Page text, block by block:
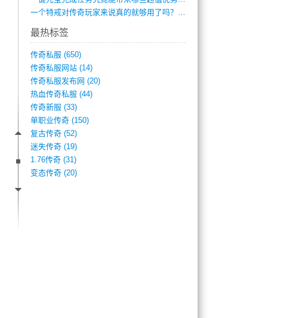
一个特戒对传奇玩家来说真的就够用了吗？(0)
最热标签
传奇私服 (650)
传奇私服网站 (14)
传奇私服发布网 (20)
热血传奇私服 (44)
传奇新服 (33)
单职业传奇 (150)
复古传奇 (52)
迷失传奇 (19)
1.76传奇 (31)
变态传奇 (20)